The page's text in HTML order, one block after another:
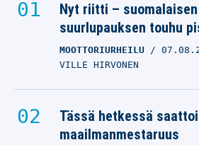
Nyt riitti –
suurlupauksen touhu
MOOTTORIURHEILU
VILLE HIRVONEN
Tässä hetkessä
maailmanmestaruus